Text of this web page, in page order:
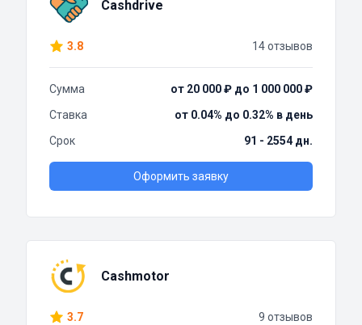
Cashdrive
3.8 14 отзывов
Сумма
от 20 000 ₽ до 1 000 000 ₽
Ставка
от 0.04% до 0.32% в день
Срок
91 - 2554 дн.
Оформить заявку
Cashmotor
3.7 9 отзывов